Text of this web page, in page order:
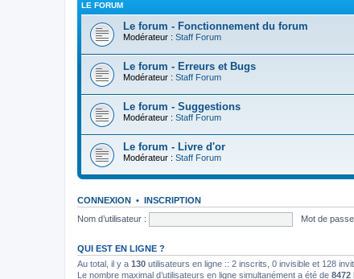
LE FORUM
Le forum - Fonctionnement du forum
Modérateur : Staff Forum
Le forum - Erreurs et Bugs
Modérateur : Staff Forum
Le forum - Suggestions
Modérateur : Staff Forum
Le forum - Livre d'or
Modérateur : Staff Forum
CONNEXION • INSCRIPTION
Nom d’utilisateur :
Mot de
QUI EST EN LIGNE ?
Au total, il y a 130 utilisateurs en ligne :: 2 inscrits, 0 invisible et 128
Le nombre maximal d’utilisateurs en ligne simultanément a été de 8472